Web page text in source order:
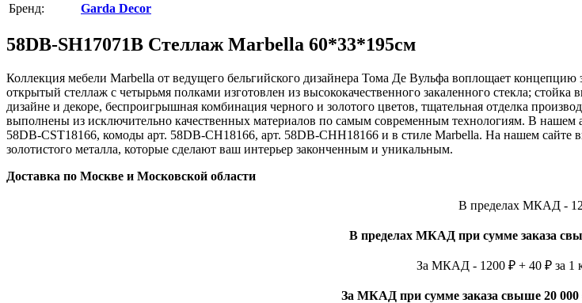
Бренд:
Garda Decor
58DB-SH17071B Стеллаж Marbella 60*33*195см
Коллекция мебели Marbella от ведущего бельгийского дизайнера Тома Де Вульфа воплощает
открытый стеллаж с четырьмя полками изготовлен из высококачественного закаленного стекла;
дизайне и декоре, беспроигрышная комбинация черного и золотого цветов, тщательная отделка
выполнены из исключительно качественных материалов по самым современным технологиям. В нашем
58DB-CST18166, комоды арт. 58DB-CH18166, арт. 58DB-CHH18166 и в стиле Marbella. На нашем сайте
золотистого металла, которые сделают ваш интерьер законченным и уникальным.
Доставка по Москве и Московской области
В пределах МКАД -
В пределах МКАД при сумме заказа
За МКАД - 1200 ₽ + 40 ₽ за
За МКАД при сумме заказа свыше 20